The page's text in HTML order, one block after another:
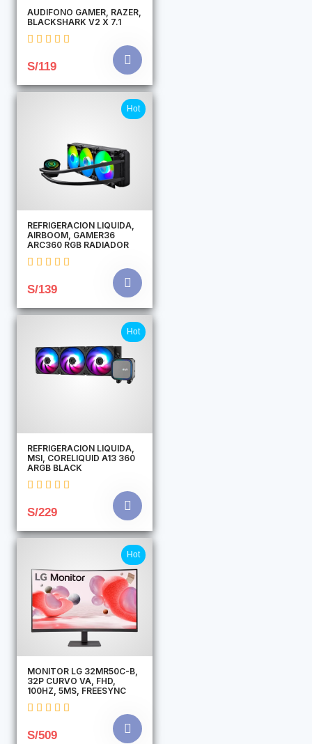
AUDIFONO GAMER, RAZER,
BLACKSHARK V2 X 7.1
S/119
Hot
REFRIGERACION LIQUIDA,
AIRBOOM, GAMER36
ARC360 RGB RADIADOR
S/139
Hot
REFRIGERACION LIQUIDA,
MSI, CORELIQUID A13 360
ARGB BLACK
S/229
Hot
MONITOR LG 32MR50C-B,
32P CURVO VA, FHD,
100HZ, 5MS, FREESYNC
S/509